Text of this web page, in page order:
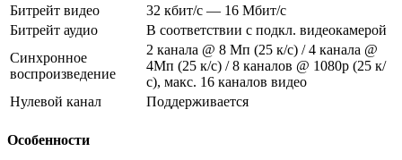
Битрейт видео
32 кбит/с — 16 Мбит/с
Битрейт аудио
В соответствии с подкл. видеокамерой
Синхронное
воспроизведение
2 канала @ 8 Мп (25 к/с) / 4 канала @
4Мп (25 к/с) / 8 каналов @ 1080p (25 к/
с), макс. 16 каналов видео
Нулевой канал
Поддерживается
Особенности